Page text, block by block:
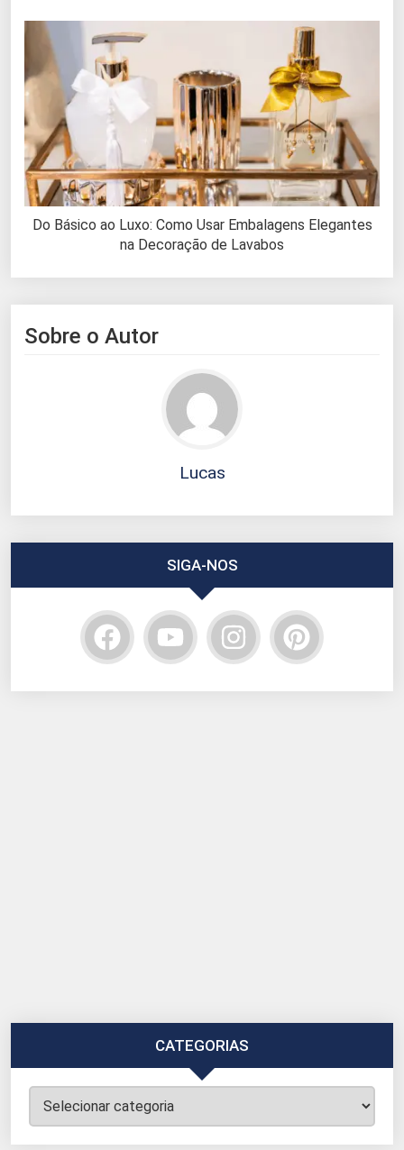
Do Básico ao Luxo: Como Usar Embalagens Elegantes
na Decoração de Lavabos
Sobre o Autor
Lucas
SIGA-NOS
CATEGORIAS
Categorias